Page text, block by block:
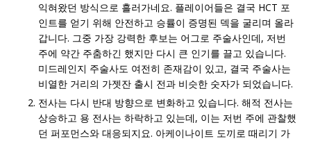
익혀왔던 방식으로 흘러가네요. 플레이어들은 결국 HCT 포
인트를 얻기 위해 안전하고 승률이 증명된 덱을 굴리며 올라
갑니다. 그중 가장 강력한 후보는 어그로 주술사인데, 저번
주에 약간 주춤하긴 했지만 다시 큰 인기를 끌고 있습니다.
미드레인지 주술사도 여전히 존재감이 있고, 결국 주술사는
비열한 거리의 가젯잔 출시 전과 비슷한 숫자가 되었습니다.
전사는 다시 반대 방향으로 변화하고 있습니다. 해적 전사는
상승하고 용 전사는 하락하고 있는데, 이는 저번 주에 관찰했
던 퍼포먼스와 대응되지요. 아케이나이트 도끼로 때리기 가